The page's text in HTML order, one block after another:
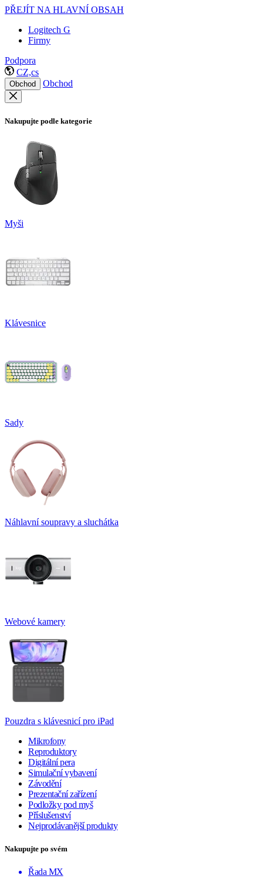
PŘEJÍT NA HLAVNÍ OBSAH
Logitech G
Firmy
Podpora
CZ,cs
Obchod Obchod
Nakupujte podle kategorie
Myši
Klávesnice
Sady
Náhlavní soupravy a sluchátka
Webové kamery
Pouzdra s klávesnicí pro iPad
Mikrofony
Reproduktory
Digitální pera
Simulační vybavení
Závodění
Prezentační zařízení
Podložky pod myš
Příslušenství
Nejprodávanější produkty
Nakupujte po svém
Řada MX